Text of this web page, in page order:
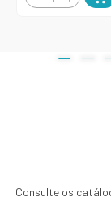
Consulte os